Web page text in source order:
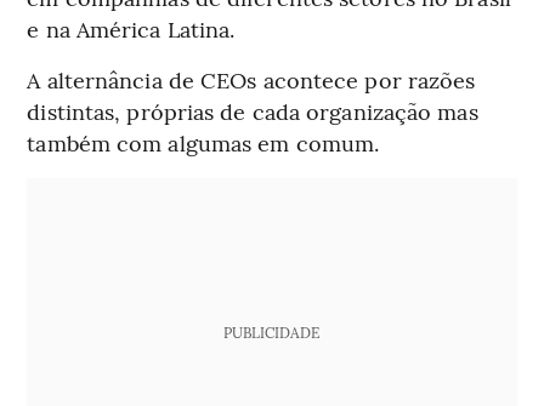
e na América Latina.
A alternância de CEOs acontece por razões
distintas, próprias de cada organização mas
também com algumas em comum.
PUBLICIDADE